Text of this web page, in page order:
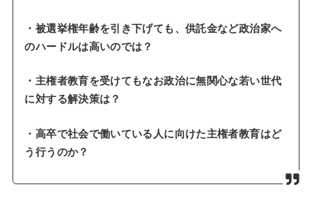
・被選挙権年齢を引き下げても、供託金など政治家へ
のハードルは高いのでは？
・主権者教育を受けてもなお政治に無関心な若い世代
に対する解決策は？
・高卒で社会で働いている人に向けた主権者教育はど
う行うのか？